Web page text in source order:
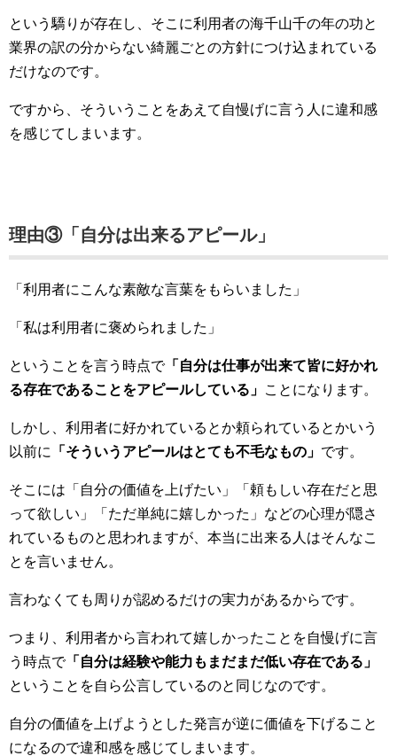
という驕りが存在し、そこに利用者の海千山千の年の功と
業界の訳の分からない綺麗ごとの方針につけ込まれている
だけなのです。
ですから、そういうことをあえて自慢げに言う人に違和感
を感じてしまいます。
理由③「自分は出来るアピール」
「利用者にこんな素敵な言葉をもらいました」
「私は利用者に褒められました」
ということを言う時点で「自分は仕事が出来て皆に好かれ
る存在であることをアピールしている」 ことになります。
しかし、利用者に好かれているとか頼られているとかいう
以前に
「そういうアピールはとても不毛なもの」 です。
そこには「自分の価値を上げたい」「頼もしい存在だと思
って欲しい」「ただ単純に嬉しかった」などの心理が隠さ
れているものと思われますが、本当に出来る人はそんなこ
とを言いません。
言わなくても周りが認めるだけの実力があるからです。
つまり、利用者から言われて嬉しかったことを自慢げに言
う時点で「自分は経験や能力もまだまだ低い存在である」
ということを自ら公言しているのと同じなのです。
自分の価値を上げようとした発言が逆に価値を下げること
になるので違和感を感じてしまいます。